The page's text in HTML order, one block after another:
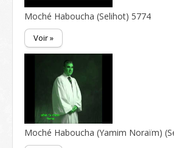
Moché Haboucha (Selihot) 5774
Voir »
Moché Haboucha (Yamim Noraïm)